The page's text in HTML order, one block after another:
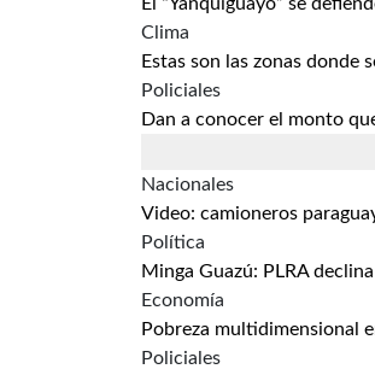
Clima
Estas son las zonas donde
Policiales
Dan a conocer el monto
Nacionales
Video: camioneros
Política
Minga Guazú: PLRA
Economía
Pobreza multidimensional
Policiales